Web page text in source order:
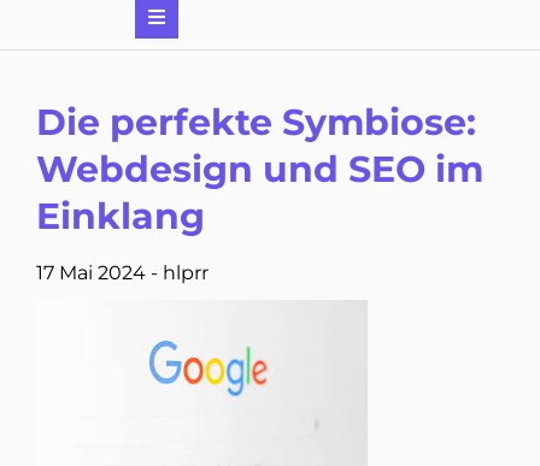
Die perfekte Symbiose:
Webdesign und SEO im
Einklang
17 Mai 2024 - hlprr